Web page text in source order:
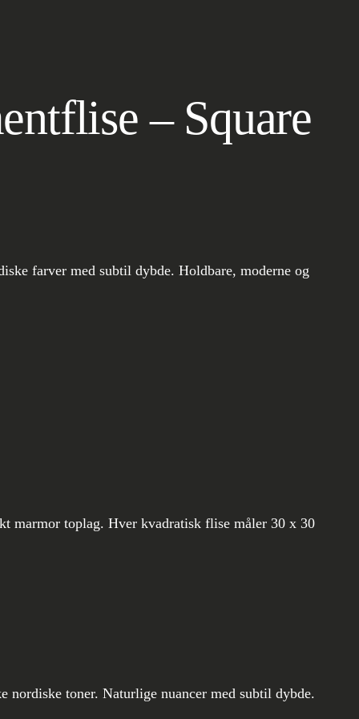
– Square
farver med subtil dybde. Holdbare, moderne og
marmor toplag. Hver kvadratisk flise måler 30 x 30
toner. Naturlige nuancer med subtil dybde.